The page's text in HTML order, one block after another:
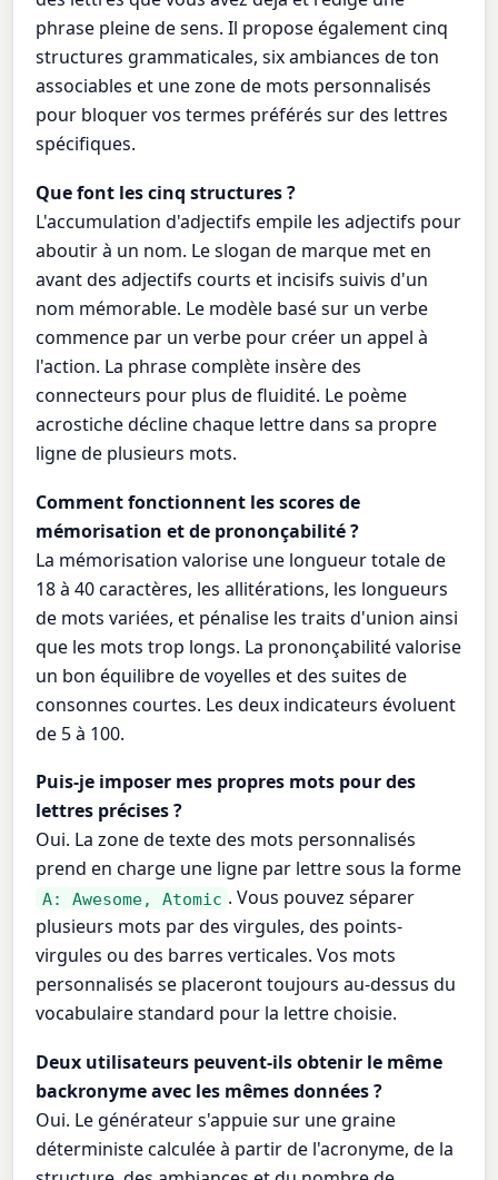
phrase pleine de sens. Il propose également cinq
structures grammaticales, six ambiances de ton
associables et une zone de mots personnalisés
pour bloquer vos termes préférés sur des lettres
spécifiques.
Que font les cinq structures ?
L'accumulation d'adjectifs empile les adjectifs pour
aboutir à un nom. Le slogan de marque met en
avant des adjectifs courts et incisifs suivis d'un
nom mémorable. Le modèle basé sur un verbe
commence par un verbe pour créer un appel à
l'action. La phrase complète insère des
connecteurs pour plus de fluidité. Le poème
acrostiche décline chaque lettre dans sa propre
ligne de plusieurs mots.
Comment fonctionnent les scores de
mémorisation et de prononçabilité ?
La mémorisation valorise une longueur totale de
18 à 40 caractères, les allitérations, les longueurs
de mots variées, et pénalise les traits d'union ainsi
que les mots trop longs. La prononçabilité valorise
un bon équilibre de voyelles et des suites de
consonnes courtes. Les deux indicateurs évoluent
de 5 à 100.
Puis-je imposer mes propres mots pour des
lettres précises ?
Oui. La zone de texte des mots personnalisés
prend en charge une ligne par lettre sous la forme
A: Awesome, Atomic . Vous pouvez séparer
plusieurs mots par des virgules, des points-
virgules ou des barres verticales. Vos mots
personnalisés se placeront toujours au-dessus du
vocabulaire standard pour la lettre choisie.
Deux utilisateurs peuvent-ils obtenir le même
backronyme avec les mêmes données ?
Oui. Le générateur s'appuie sur une graine
déterministe calculée à partir de l'acronyme, de la